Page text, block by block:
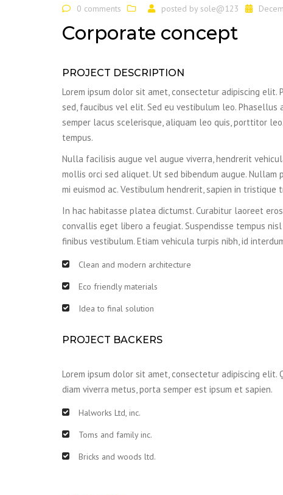
0 comments posted by sole@123
Corporate concept
PROJECT DESCRIPTION
Lorem ipsum dolor sit amet, consectetur adipiscing
sed, faucibus vel elit. Sed eu vestibulum leo.
semper lacus scelerisque, aliquam leo quis, porttitor
tempus.
Nulla facilisis augue vel augue viverra, hendrerit
mollis orci sed aliquet. Ut sed bibendum augue.
mi euismod ac. Vestibulum hendrerit, sapien in
In hac habitasse platea dictumst. Curabitur laoreet
convallis eget libero a feugiat. Suspendisse tempus
finibus vestibulum. Etiam vehicula turpis nibh, id
Clean and modern architecture
Eco friendly materials
Idea to final solution
PROJECT BACKERS
Lorem ipsum dolor sit amet, consectetur adipiscing
diam viverra metus, porta semper est ipsum et sapien.
Halworks Ltd, inc.
Toms and family inc.
Bricks and woods ltd.